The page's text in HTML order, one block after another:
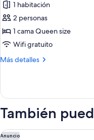
(Cosy)
acceso
para
discapacitadas
(Cosy)
las
fotos
de
Habitación
estándar,
Queen
size
1 habitación
2 personas
1 cama Queen size
Wifi gratuito
Más detalles
Más
estándar,
cama
size
También
Anuncio
ibis budget Bilbao City